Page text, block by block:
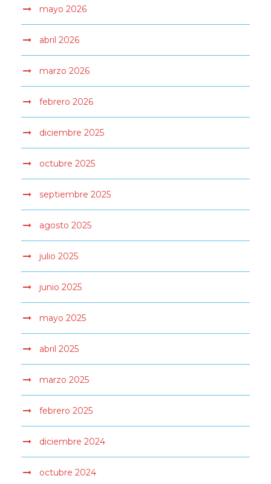
mayo 2026
abril 2026
marzo 2026
febrero 2026
diciembre 2025
octubre 2025
septiembre 2025
agosto 2025
julio 2025
junio 2025
mayo 2025
abril 2025
marzo 2025
febrero 2025
diciembre 2024
octubre 2024